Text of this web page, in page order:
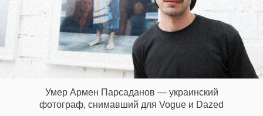
Умер Армен Парсаданов — украинский
фотограф, снимавший для Vogue и Dazed